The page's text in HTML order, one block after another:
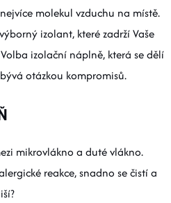
molekul vzduchu na místě.
izolant, které zadrží Vaše
izolační náplně, která se dělí
otázkou kompromisů.
mikrovlákno a duté vlákno.
reakce, snadno se čistí a